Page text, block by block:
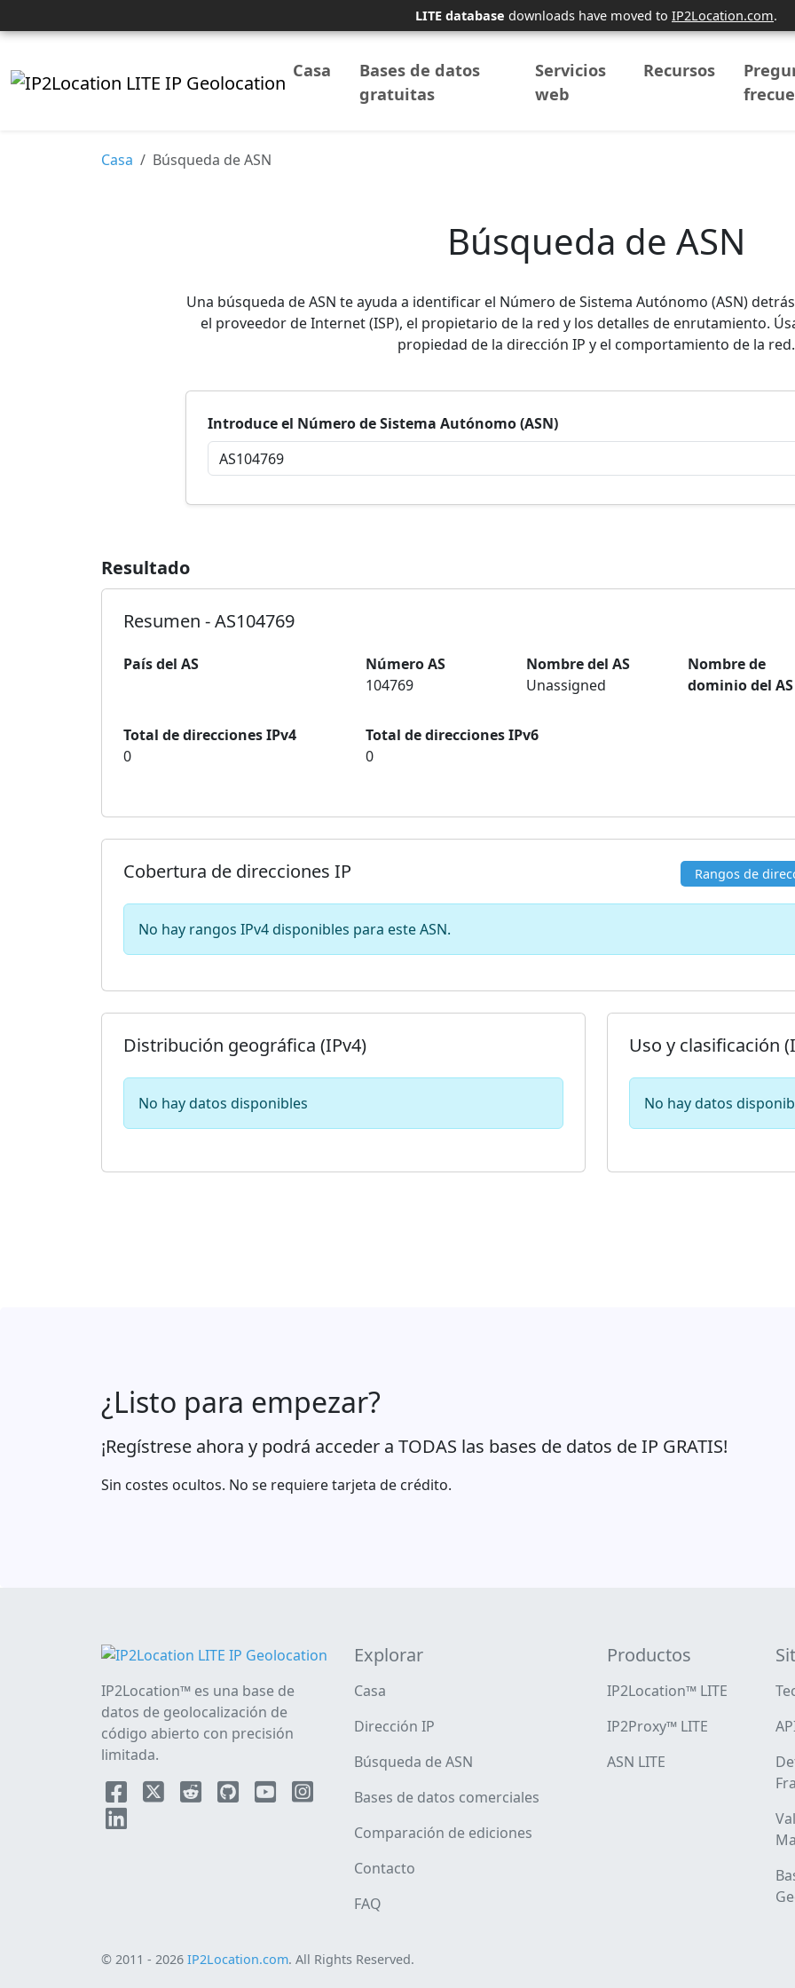
LITE database downloads have moved to IP2Location.com.
Casa
Bases de datos
gratuitas
Servicios
web
Recursos
Casa Búsqueda de ASN
Búsqueda de ASN
Una búsqueda de ASN te ayuda a identificar el Número de Sistema Autónomo (ASN)
el proveedor de Internet (ISP), el propietario de la red y los detalles de enrutamiento.
propiedad de la dirección IP y el comportamiento de la red.
Introduce el Número de Sistema Autónomo (ASN)
Resultado
Resumen - AS104769
País del AS
Número AS
104769
Nombre del AS
Unassigned
Nombre de
dominio del AS
Total de direcciones IPv4
0
Total de direcciones IPv6
0
Cobertura de direcciones IP Rangos de
No hay rangos IPv4 disponibles para este ASN.
Distribución geográfica (IPv4)
No hay datos disponibles
Uso y clasificación
No hay datos
¿Listo para empezar?
¡Regístrese ahora y podrá acceder a TODAS las bases de datos de IP GRATIS!
Sin costes ocultos. No se requiere tarjeta de crédito.
IP2Location™ es una base de
datos de geolocalización de
código abierto con precisión
limitada.
Explorar
Casa
Dirección IP
Búsqueda de ASN
Bases de datos comerciales
Comparación de ediciones
Contacto
FAQ
Productos
IP2Location™ LITE
IP2Proxy™ LITE
ASN LITE
© 2011 - 2026 IP2Location.com. All Rights Reserved.